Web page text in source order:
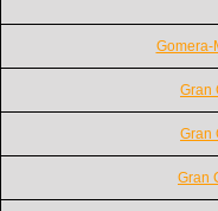
Gomera-
Gran
Gran
Gran